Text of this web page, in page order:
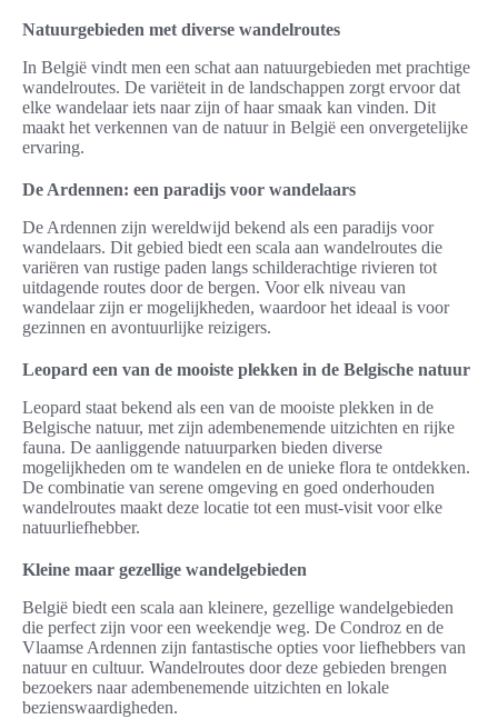
Natuurgebieden met diverse wandelroutes
In België vindt men een schat aan natuurgebieden met prachtige
wandelroutes. De variëteit in de landschappen zorgt ervoor dat
elke wandelaar iets naar zijn of haar smaak kan vinden. Dit
maakt het verkennen van de natuur in België een onvergetelijke
ervaring.
De Ardennen: een paradijs voor wandelaars
De Ardennen zijn wereldwijd bekend als een paradijs voor
wandelaars. Dit gebied biedt een scala aan wandelroutes die
variëren van rustige paden langs schilderachtige rivieren tot
uitdagende routes door de bergen. Voor elk niveau van
wandelaar zijn er mogelijkheden, waardoor het ideaal is voor
gezinnen en avontuurlijke reizigers.
Leopard een van de mooiste plekken in de Belgische natuur
Leopard staat bekend als een van de mooiste plekken in de
Belgische natuur, met zijn adembenemende uitzichten en rijke
fauna. De aanliggende natuurparken bieden diverse
mogelijkheden om te wandelen en de unieke flora te ontdekken.
De combinatie van serene omgeving en goed onderhouden
wandelroutes maakt deze locatie tot een must-visit voor elke
natuurliefhebber.
Kleine maar gezellige wandelgebieden
België biedt een scala aan kleinere, gezellige wandelgebieden
die perfect zijn voor een weekendje weg. De Condroz en de
Vlaamse Ardennen zijn fantastische opties voor liefhebbers van
natuur en cultuur. Wandelroutes door deze gebieden brengen
bezoekers naar adembenemende uitzichten en lokale
bezienswaardigheden.